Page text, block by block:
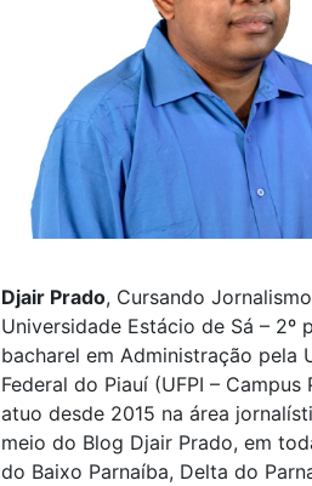
Djair Prado, Cursando
Universidade Estácio de Sá – 2º
bacharel em Administração pela
Federal do Piauí (UFPI – Campus
atuo desde 2015 na área
meio do Blog Djair Prado, em
do Baixo Parnaíba, Delta do